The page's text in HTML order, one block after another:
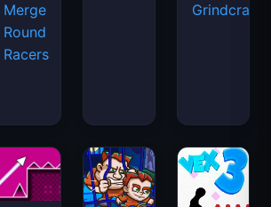
Merge
Round
Racers
Grindcraft